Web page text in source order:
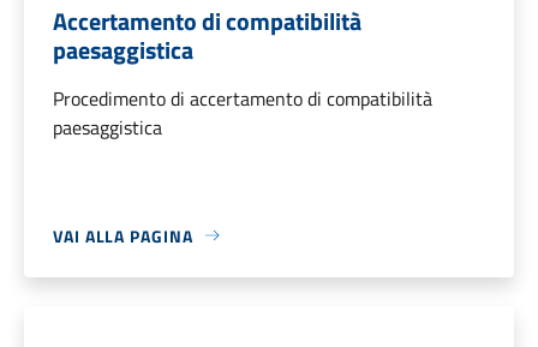
Accertamento di compatibilità
paesaggistica
Procedimento di accertamento di compatibilità
paesaggistica
VAI ALLA PAGINA